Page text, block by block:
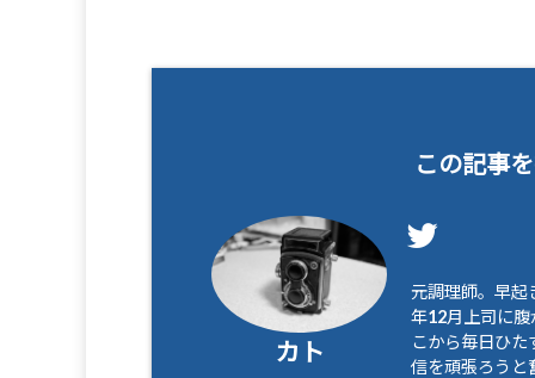
この記事
カト
元調理師。早起
年12月上司に
こから毎日ひ
信を頑張ろうと